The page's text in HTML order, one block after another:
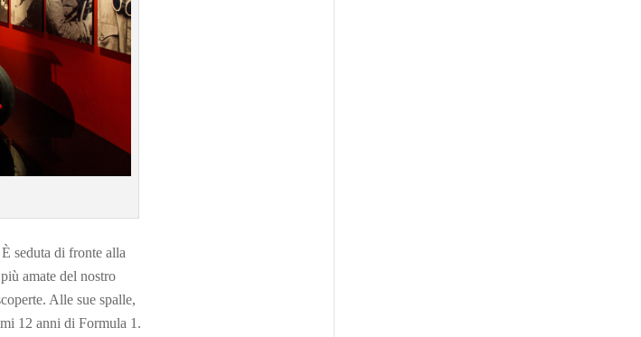
seduta di fronte alla
amate del nostro
Alle sue spalle,
12 anni di Formula 1.